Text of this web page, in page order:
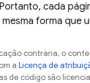
cada
forma que
contrária, o
a Licença de
de código são